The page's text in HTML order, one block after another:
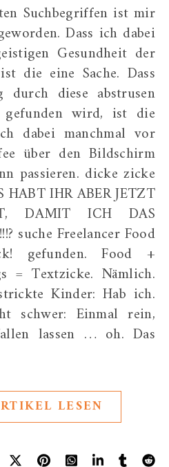
Dass ich dabei
Gesundheit der
die eine Sache. Dass
durch diese abstrusen
gefunden wird, ist die
dabei manchmal vor
über den Bildschirm
passieren. dicke zicke
HABT IHR ABER JETZT
DAMIT ICH DAS
suche Freelancer Food
gefunden. Food +
= Textzicke. Nämlich.
Kinder: Hab ich.
schwer: Einmal rein,
lassen … oh. Das
LESEN